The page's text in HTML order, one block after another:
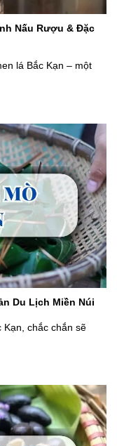
Nấu Rượu & Đặc
lá Bắc Kạn – một
Du Lịch Miền Núi
Kạn, chắc chắn sẽ